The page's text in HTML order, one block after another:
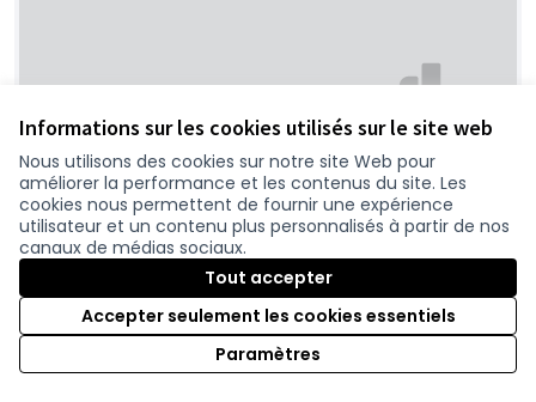
Informations sur les cookies utilisés sur le site web
Nous utilisons des cookies sur notre site Web pour
améliorer la performance et les contenus du site. Les
cookies nous permettent de fournir une expérience
utilisateur et un contenu plus personnalisés à partir de nos
canaux de médias sociaux.
Tout accepter
Accepter seulement les cookies essentiels
Paramètres
D'autres alternatives ?
Juan 0